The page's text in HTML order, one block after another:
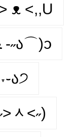
ᴥ <,,U
zᶻ ૮˶- ﻌ -˶ა⌒)ᦱ